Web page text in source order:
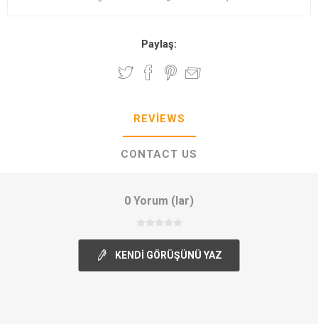
Paylaş:
REVIEWS
CONTACT US
0 Yorum (lar)
KENDI GÖRÜŞÜNÜ YAZ